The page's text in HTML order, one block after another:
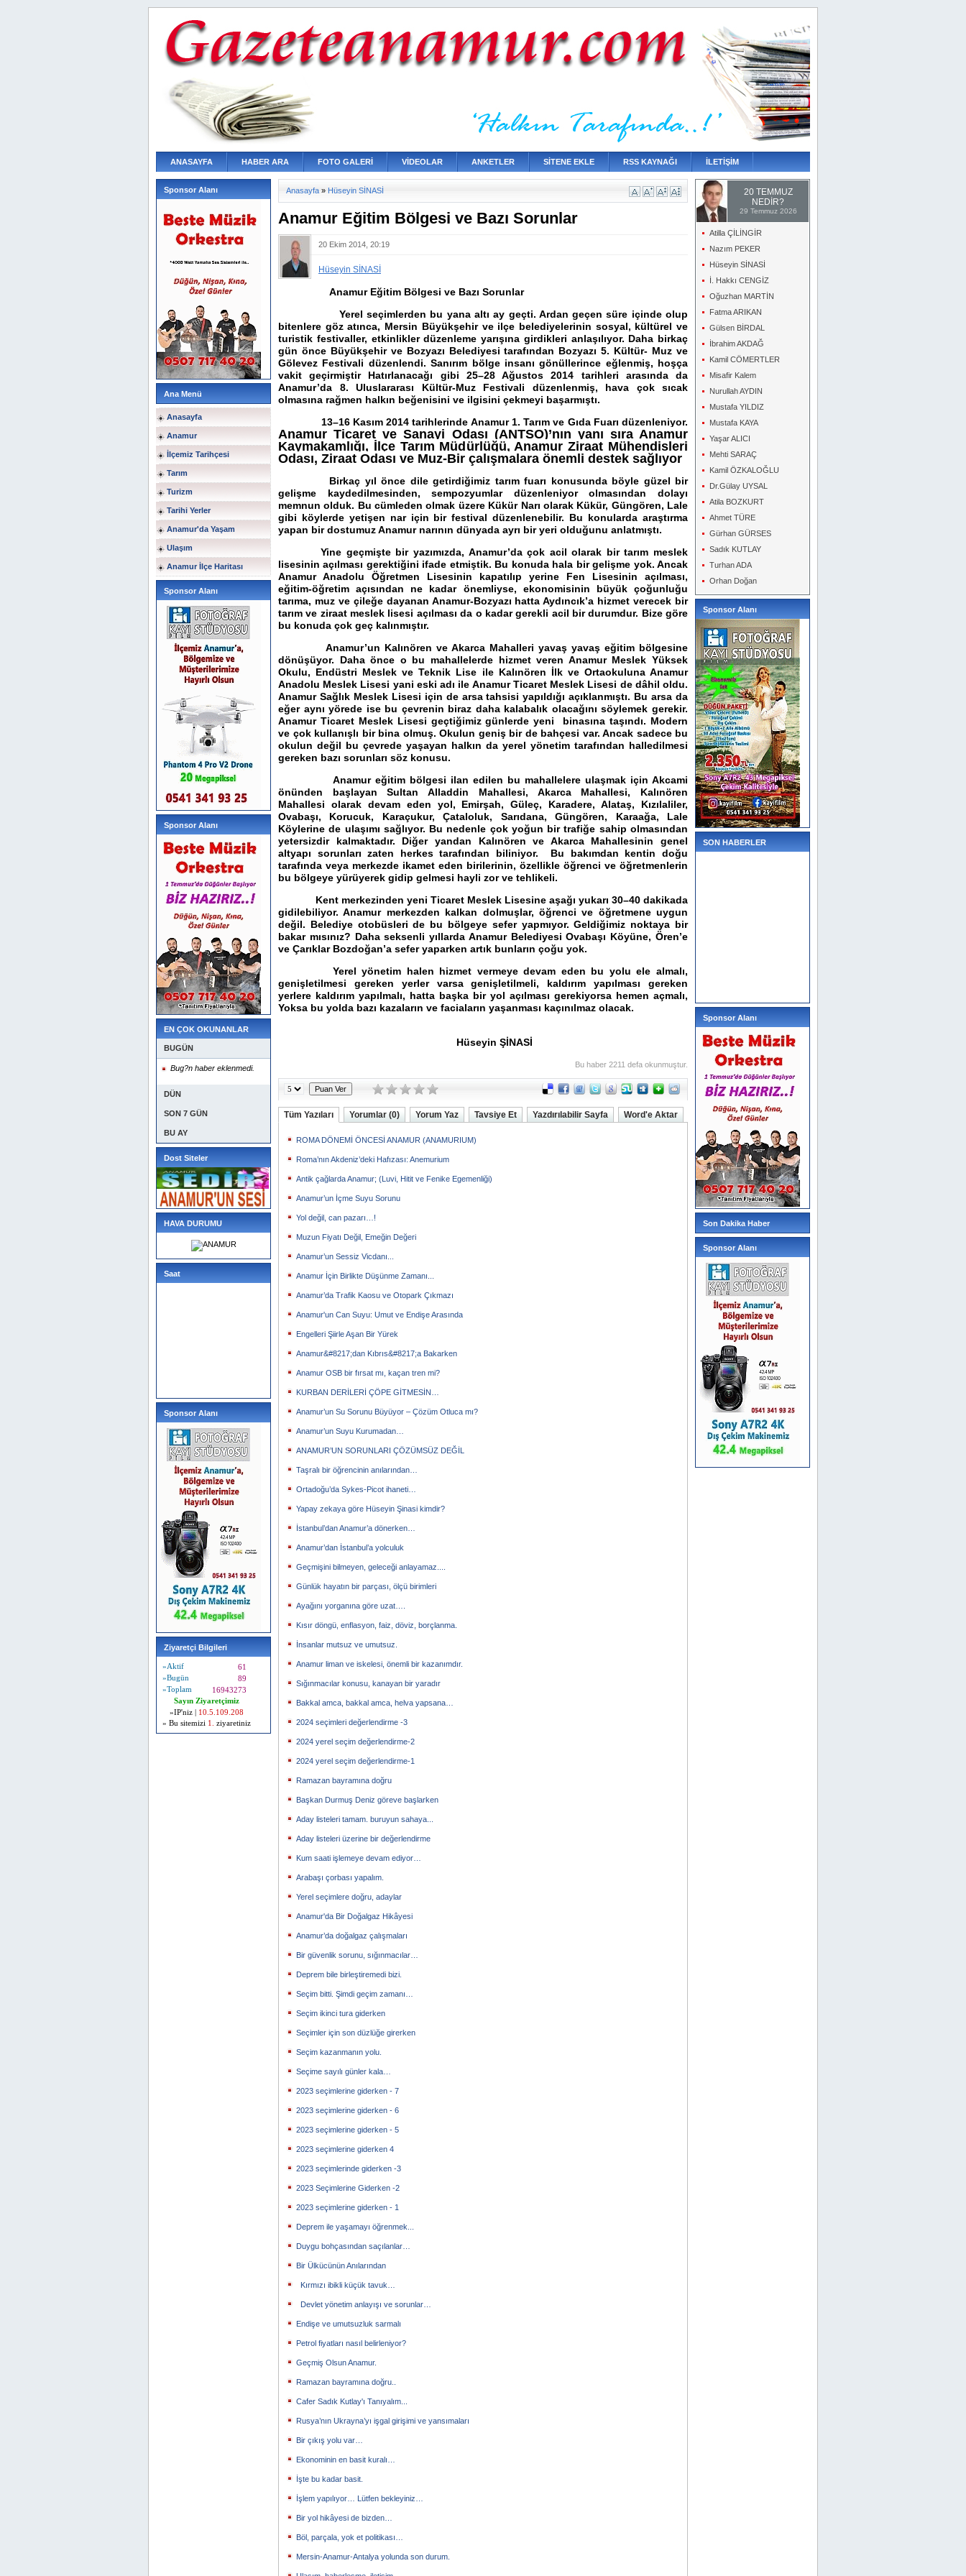
ANASAYFA HABER ARA FOTO GALERİ VİDEOLAR ANKETLER SİTENE EKLE RSS KAYNAĞI İLETİŞİM
Sponsor Alanı
Ana Menü
Anasayfa
Anamur
İlçemiz Tarihçesi
Tarım
Turizm
Tarihi Yerler
Anamur'da Yaşam
Ulaşım
Anamur İlçe Haritası
Sponsor Alanı
Sponsor Alanı
EN ÇOK OKUNANLAR
BUGÜN
Bug?n haber eklenmedi.
DÜN
SON 7 GÜN
BU AY
Dost Siteler
HAVA DURUMU
Saat
Sponsor Alanı
Ziyaretçi Bilgileri
»Aktif
61
»Bugün
89
»Toplam
16943273
Sayın Ziyaretçimiz
»IP'niz |
10.5.109.208
» Bu sitemizi 1. ziyaretiniz
Anasayfa » Hüseyin SİNASİ
Anamur Eğitim Bölgesi ve Bazı Sorunlar
20 Ekim 2014, 20:19
Hüseyin SİNASİ
Anamur Eğitim Bölgesi ve Bazı Sorunlar
Yerel seçimlerden bu yana altı ay geçti. Ardan geçen süre içinde olup
bitenlere göz atınca, Mersin Büyükşehir ve ilçe belediyelerinin sosyal, kültürel ve
turistik festivaller, etkinlikler düzenleme yarışına girdikleri anlaşılıyor. Daha birkaç
gün önce Büyükşehir ve Bozyazı Belediyesi tarafından Bozyazı 5. Kültür- Muz ve
Gölevez Festivali düzenlendi. Sanırım bölge insanı gönüllerince eğlenmiş, hoşça
vakit geçirmiştir Hatırlanacağı gibi 25–28 Ağustos 2014 tarihleri arasında da
Anamur’da 8. Uluslararası Kültür-Muz Festivali düzenlenmiş, hava çok sıcak
olmasına rağmen halkın beğenisini ve ilgisini çekmeyi başarmıştı.
13–16 Kasım 2014 tarihlerinde Anamur 1. Tarım ve Gıda Fuarı düzenleniyor.
Anamur Ticaret ve Sanayi Odası (ANTSO)’nın yanı sıra Anamur
Kaymakamlığı, İlçe Tarım Müdürlüğü, Anamur Ziraat Mühendisleri
Odası, Ziraat Odası ve Muz-Bir çalışmalara önemli destek sağlıyor
Birkaç yıl önce dile getirdiğimiz tarım fuarı konusunda böyle güzel bir
gelişme kaydedilmesinden, sempozyumlar düzenleniyor olmasından dolayı
memnun olduk. Bu cümleden olmak üzere Kükür Narı olarak Kükür, Güngören, Lale
gibi köylerde yetişen nar için bir festival düzenlenebilir. Bu konularda araştırma
yapan bir dostumuz Anamur narının dünyada ayrı bir yeri olduğunu anlatmıştı.
Yine geçmişte bir yazımızda, Anamur’da çok acil olarak bir tarım meslek
lisesinin açılması gerektiğini ifade etmiştik. Bu konuda hala bir gelişme yok. Ancak
Anamur Anadolu Öğretmen Lisesinin kapatılıp yerine Fen Lisesinin açılması,
eğitim-öğretim açısından ne kadar önemliyse, ekonomisinin büyük çoğunluğu
tarıma, muz ve çileğe dayanan Anamur-Bozyazı hatta Aydıncık’a hizmet verecek bir
tarım ve ziraat meslek lisesi açılması da o kadar gerekli acil bir durumdur. Bize göre
bu konuda çok geç kalınmıştır.
Anamur’un Kalınören ve Akarca Mahalleri yavaş yavaş eğitim bölgesine
dönüşüyor. Daha önce o bu mahallelerde hizmet veren Anamur Meslek Yüksek
Okulu, Endüstri Meslek ve Teknik Lise ile Kalınören İlk ve Ortaokuluna Anamur
Anadolu Meslek Lisesi yani eski adı ile Anamur Ticaret Meslek Lisesi de dâhil oldu.
Anamur Sağlık Meslek Lisesi için de arsa tahsisi yapıldığı açıklanmıştı. Bu arsa da
eğer aynı yörede ise bu çevrenin biraz daha kalabalık olacağını söylemek gerekir.
Anamur Ticaret Meslek Lisesi geçtiğimiz günlerde yeni
binasına taşındı. Modern
ve çok kullanışlı bir bina olmuş. Okulun geniş bir de bahçesi var. Ancak sadece bu
okulun değil bu çevrede yaşayan halkın da yerel yönetim tarafından halledilmesi
gereken bazı sorunları söz konusu.
Anamur eğitim bölgesi ilan edilen bu mahallelere ulaşmak için Akcami
önünden başlayan Sultan Alladdin Mahallesi, Akarca Mahallesi, Kalınören
Mahallesi olarak devam eden yol, Emirşah, Güleç, Karadere, Alataş, Kızılaliler,
Ovabaşı, Korucuk, Karaçukur, Çataloluk, Sarıdana, Güngören, Karaağa, Lale
Köylerine de ulaşımı sağlıyor. Bu nedenle çok yoğun bir trafiğe sahip olmasından
yetersizdir kalmaktadır. Diğer yandan Kalınören ve Akarca Mahallesinin genel
altyapı sorunları zaten herkes tarafından biliniyor.
Bu bakımdan kentin doğu
tarafında veya merkezde ikamet eden birilerinin, özellikle öğrenci ve öğretmenlerin
bu bölgeye yürüyerek gidip gelmesi hayli zor ve tehlikeli.
Kent merkezinden yeni Ticaret Meslek Lisesine aşağı yukarı 30–40 dakikada
gidilebiliyor. Anamur merkezden kalkan dolmuşlar, öğrenci ve öğretmene uygun
değil. Belediye otobüsleri de bu bölgeye sefer yapmıyor. Geldiğimiz noktaya bir
bakar mısınız? Daha seksenli yıllarda Anamur Belediyesi Ovabaşı Köyüne, Ören’e
ve Çarıklar Bozdoğan’a sefer yaparken artık bunların çoğu yok.
Yerel yönetim halen hizmet vermeye devam eden bu yolu ele almalı,
genişletilmesi gereken yerler varsa genişletilmeli, kaldırım yapılması gereken
yerlere kaldırım yapılmalı, hatta başka bir yol açılması gerekiyorsa hemen açmalı,
Yoksa bu yolda bazı kazaların ve faciaların yaşanması kaçınılmaz olacak.
Hüseyin ŞİNASİ
Bu haber 2211 defa okunmuştur.
Tüm Yazıları Yorumlar (0) Yorum Yaz Tavsiye Et Yazdırılabilir Sayfa Word'e Aktar
ROMA DÖNEMİ ÖNCESİ ANAMUR (ANAMURIUM)
Roma’nın Akdeniz’deki Hafızası: Anemurium
Antik çağlarda Anamur; (Luvi, Hitit ve Fenike Egemenliği)
Anamur’un İçme Suyu Sorunu
Yol değil, can pazarı…!
Muzun Fiyatı Değil, Emeğin Değeri
Anamur’un Sessiz Vicdanı...
Anamur İçin Birlikte Düşünme Zamanı...
Anamur’da Trafik Kaosu ve Otopark Çıkmazı
Anamur'un Can Suyu: Umut ve Endişe Arasında
Engelleri Şiirle Aşan Bir Yürek
Anamur&#8217;dan Kıbrıs&#8217;a Bakarken
Anamur OSB bir fırsat mı, kaçan tren mi?
KURBAN DERİLERİ ÇÖPE GİTMESİN…
Anamur’un Su Sorunu Büyüyor – Çözüm Otluca mı?
Anamur’un Suyu Kurumadan…
ANAMUR’UN SORUNLARI ÇÖZÜMSÜZ DEĞİL
Taşralı bir öğrencinin anılarından…
Ortadoğu’da Sykes-Picot ihaneti…
Yapay zekaya göre Hüseyin Şinasi kimdir?
İstanbul’dan Anamur’a dönerken…
Anamur’dan İstanbul’a yolculuk
Geçmişini bilmeyen, geleceği anlayamaz....
Günlük hayatın bir parçası, ölçü birimleri
Ayağını yorganına göre uzat….
Kısır döngü, enflasyon, faiz, döviz, borçlanma.
İnsanlar mutsuz ve umutsuz.
Anamur liman ve iskelesi, önemli bir kazanımdır.
Sığınmacılar konusu, kanayan bir yaradır
Bakkal amca, bakkal amca, helva yapsana…
2024 seçimleri değerlendirme -3
2024 yerel seçim değerlendirme-2
2024 yerel seçim değerlendirme-1
Ramazan bayramına doğru
Başkan Durmuş Deniz göreve başlarken
Aday listeleri tamam. buruyun sahaya...
Aday listeleri üzerine bir değerlendirme
Kum saati işlemeye devam ediyor…
Arabaşı çorbası yapalım.
Yerel seçimlere doğru, adaylar
Anamur'da Bir Doğalgaz Hikâyesi
Anamur’da doğalgaz çalışmaları
Bir güvenlik sorunu, sığınmacılar…
Deprem bile birleştiremedi bizi.
Seçim bitti. Şimdi geçim zamanı…
Seçim ikinci tura giderken
Seçimler için son düzlüğe girerken
Seçim kazanmanın yolu.
Seçime sayılı günler kala…
2023 seçimlerine giderken - 7
2023 seçimlerine giderken - 6
2023 seçimlerine giderken - 5
2023 seçimlerine giderken 4
2023 seçimlerinde giderken -3
2023 Seçimlerine Giderken -2
2023 seçimlerine giderken - 1
Deprem ile yaşamayı öğrenmek...
Duygu bohçasından saçılanlar…
Bir Ülkücünün Anılarından
Kırmızı ibikli küçük tavuk…
Devlet yönetim anlayışı ve sorunlar…
Endişe ve umutsuzluk sarmalı
Petrol fiyatları nasıl belirleniyor?
Geçmiş Olsun Anamur.
Ramazan bayramına doğru..
Cafer Sadık Kutlay'ı Tanıyalım...
Rusya’nın Ukrayna’yı işgal girişimi ve yansımaları
Bir çıkış yolu var…
Ekonominin en basit kuralı…
İşte bu kadar basit.
İşlem yapılıyor… Lütfen bekleyiniz…
Bir yol hikâyesi de bizden…
Böl, parçala, yok et politikası…
Mersin-Anamur-Antalya yolunda son durum.
20 TEMMUZ
NEDİR?
29 Temmuz 2026
Atilla ÇİLİNGİR
Nazım PEKER
Hüseyin SİNASİ
İ. Hakkı CENGİZ
Oğuzhan MARTİN
Fatma ARIKAN
Gülsen BİRDAL
İbrahim AKDAĞ
Kamil CÖMERTLER
Misafir Kalem
Nurullah AYDIN
Mustafa YILDIZ
Mustafa KAYA
Yaşar ALICI
Mehti SARAÇ
Kamil ÖZKALOĞLU
Dr.Gülay UYSAL
Atila BOZKURT
Ahmet TÜRE
Gürhan GÜRSES
Sadık KUTLAY
Turhan ADA
Orhan Doğan
Sponsor Alanı
SON HABERLER
Sponsor Alanı
Son Dakika Haber
Sponsor Alanı